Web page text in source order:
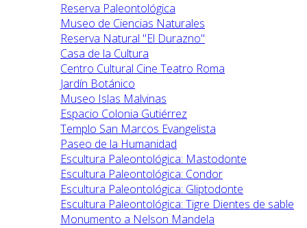
Reserva Paleontológica
Museo de Ciencias Naturales
Reserva Natural "El Durazno"
Casa de la Cultura
Centro Cultural Cine Teatro Roma
Jardín Botánico
Museo Islas Malvinas
Espacio Colonia Gutiérrez
Templo San Marcos Evangelista
Paseo de la Humanidad
Escultura Paleontológica: Mastodonte
Escultura Paleontológica: Condor
Escultura Paleontológica: Gliptodonte
Escultura Paleontológica: Tigre Dientes de sable
Monumento a Nelson Mandela